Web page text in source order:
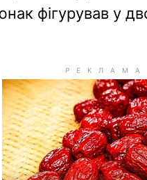
фігурував у